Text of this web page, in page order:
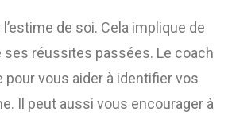
de soi. Cela implique de
ses réussites passées. Le coach
vous aider à identifier vos
Il peut aussi vous encourager à